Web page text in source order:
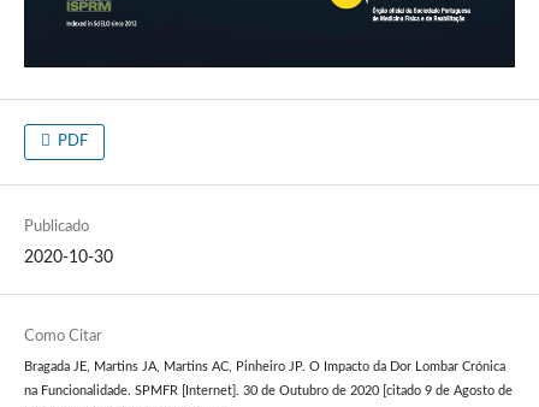
PDF
Publicado
2020-10-30
Como Citar
Bragada JE, Martins JA, Martins AC, Pinheiro JP. O Impacto da Dor Lombar Crónica
na Funcionalidade. SPMFR [Internet]. 30 de Outubro de 2020 [citado 9 de Agosto de